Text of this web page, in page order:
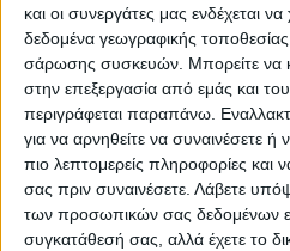
και οι συνεργάτες μας ενδέχεται
δεδομένα γεωγραφικής
σάρωσης συσκευών. Μπορείτε να
στην επεξεργασία από εμάς και
περιγράφεται παραπάνω.
για να αρνηθείτε να συναινέσετε
πιο λεπτομερείς πληροφορίες και
σας πριν συναινέσετε. Λάβετε
των προσωπικών σας δεδομένων
συγκατάθεσή σας, αλλά έχετε το